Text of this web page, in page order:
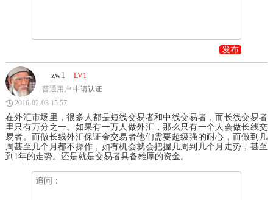
发布
zw1
LV1
普通用户 申请认证
2016-02-03 15:57
在外汇市场里，很多人都是短线交易者和中线交易者，而长线交易者
里只有万分之一。如果有一万人做外汇，那么只有一个人会做长线交
易者。而做长线外汇保证金交易者他们需要超级强的耐心，而做到几
周甚至几个月都不操作，如有机会就会把握几周到几个月走势，甚至
到1年的走势。还是就是交易者具备雄厚的资金。